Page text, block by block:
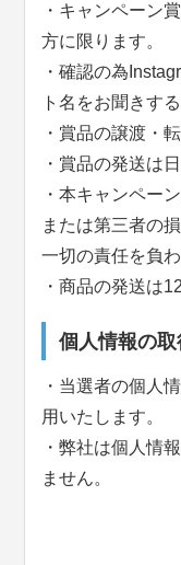
・キャンペーン
方に限ります。
・確認の為
ト名をお聞きす
・賞品の譲渡・
・賞品の発送は
・本キャンペー
または第三者の
一切の責任を負
・商品の発送は
個人情報の
・当選者の個人
用いたします。
・弊社は個人情
ません。